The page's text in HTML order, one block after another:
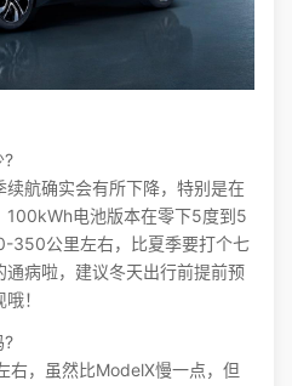
?
航确实会有所下降，特别是在
100kWh电池版本在零下5度到5
350公里左右，比夏季要打个七
通病啦，建议冬天出行前提前预
！
?
右，虽然比ModelX慢一点，但